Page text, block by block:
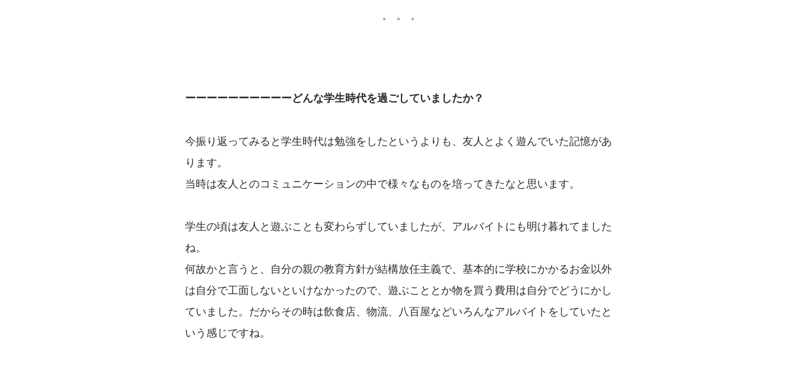
ーーーーーーーーーーどんな学生時代を過ごしていましたか？
今振り返ってみると学生時代は勉強をしたというよりも、友人とよく遊んでいた記憶があ
ります。
当時は友人とのコミュニケーションの中で様々なものを培ってきたなと思います。
​学生の頃は友人と遊ぶことも変わらずしていましたが、アルバイトにも明け暮れてました
ね。
何故かと言うと、自分の親の教育方針が結構放任主義で、基本的に学校にかかるお金以外
は自分で工面しないといけなかったので、遊ぶこととか物を買う費用は自分でどうにかし
ていました。だからその時は飲食店、物流、八百屋などいろんなアルバイトをしていたと
いう感じですね。